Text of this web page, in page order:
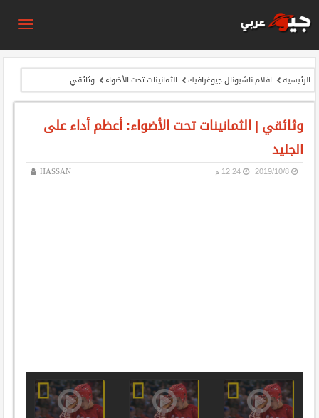
الرئيسية افلام ناشيونال جيوغرافيك الثمانينات تحت الأضواء وثائقي
وثائقي | الثمانينات تحت الأضواء: أعظم أداء على
الجليد
HASSAN 8‏/10‏/2019 12:24 م